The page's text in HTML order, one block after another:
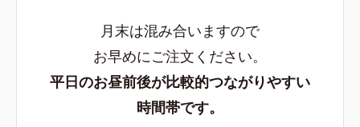
月末は混み合いますので
お早めにご注文ください。
平日のお昼前後が比較的つながりやすい
時間帯です。